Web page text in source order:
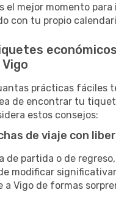
el mejor momento para
con tu propio
prácticas fáciles
de encontrar tu
estos consejos:
de viaje con
de partida o de
modificar
a Vigo de formas